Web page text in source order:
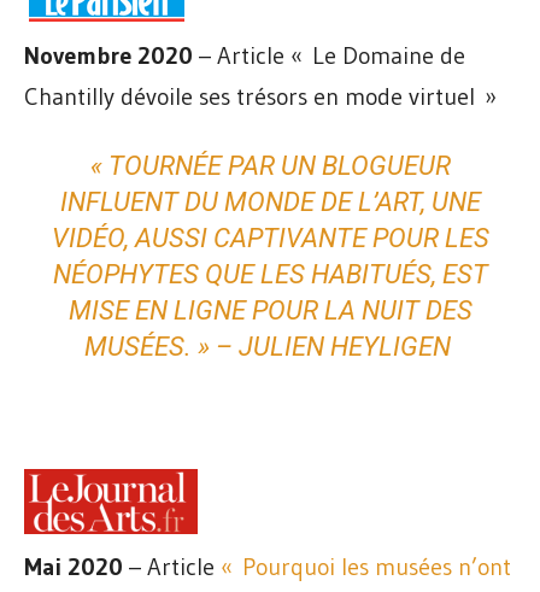
Novembre 2020 – Article « Le Domaine de
Chantilly dévoile ses trésors en mode virtuel »
« TOURNÉE PAR UN BLOGUEUR
INFLUENT DU MONDE DE L’ART, UNE
VIDÉO, AUSSI CAPTIVANTE POUR LES
NÉOPHYTES QUE LES HABITUÉS, EST
MISE EN LIGNE POUR LA NUIT DES
MUSÉES. » – JULIEN HEYLIGEN
Mai 2020 – Article « Pourquoi les musées n’ont